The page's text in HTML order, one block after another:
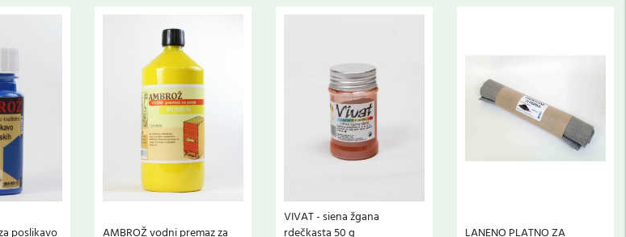
poslikavo
AMBROŽ vodni premaz za
VIVAT - siena žgana
rdečkasta 50 g
LANENO PLATNO ZA